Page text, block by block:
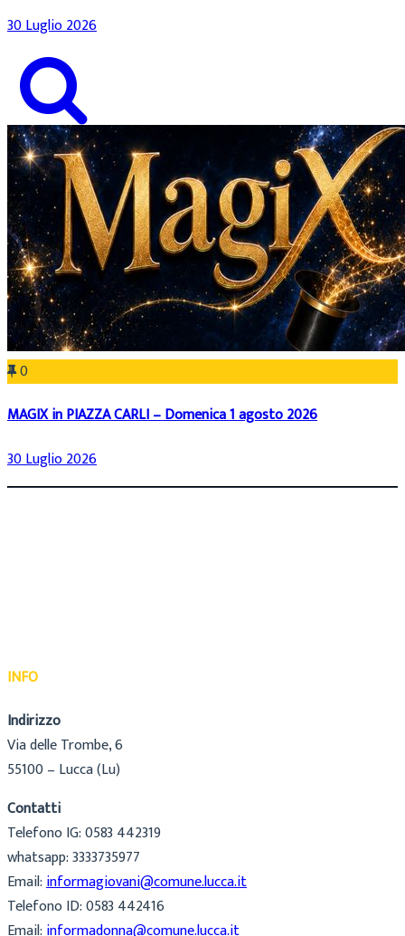
30 Luglio 2026
0
MAGIX in PIAZZA CARLI – Domenica 1 agosto 2026
30 Luglio 2026
INFO
Indirizzo
Via delle Trombe, 6
55100 – Lucca (Lu)
Contatti
Telefono IG: 0583 442319
whatsapp: 3333735977
Email:informagiovani@comune.lucca.it
Telefono ID: 0583 442416
Email: informadonna@comune.lucca.it